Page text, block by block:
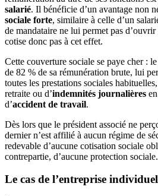
salarié. Il bénéficie d’un avantage non
sociale forte, similaire à celle d’un
de mandataire ne lui permet pas
cotise donc pas à cet effet.
Cette couverture sociale se paye cher :
de 82 % de sa rémunération brute, lui
toutes les prestations sociales
retraite ou d’indemnités journalières
d’accident de travail.
Dès lors que le président associé ne
dernier n’est affilié à aucun régime de
redevable d’aucune cotisation sociale
contrepartie, d’aucune protection sociale.
Le cas de l’entreprise